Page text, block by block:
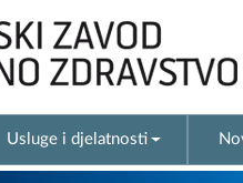
Usluge i djelatnosti